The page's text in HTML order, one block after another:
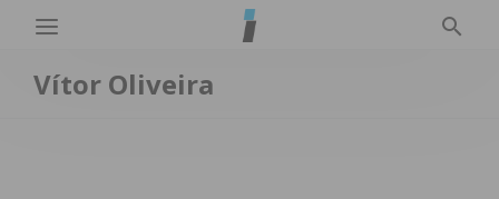
Vítor Oliveira